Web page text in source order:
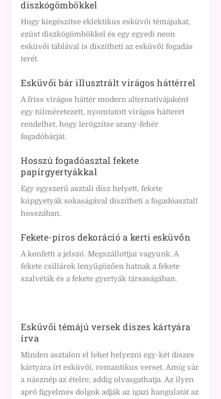
diszkógömbökkel
Hogy kiegészítse eklektikus esküvői témájukat,
ezüst diszkógömbökkel és egy egyedi neon
esküvői táblával is díszítheti az esküvői fogadás
terét.
Esküvői bár illusztrált virágos háttérrel
A friss virágos háttér modern alternatívájaként
egy túlméretezett, nyomtatott virágos hátteret
rendelhet, hogy lerögzítse arany-fehér
fogadóbárját.
Hosszú fogadóasztal fekete
papírgyertyákkal
Egy egyszerű asztali dísz helyett, fekete
kúpgyetyák sokaságával díszítheti a fogadóasztalt
hosszában.
Fekete-piros dekoráció a kerti esküvőn
A konfetti a jelszó. Megszállottjai vagyunk. A
fekete csillárok lenyűgözően hatnak a fekete
szalvéták és a fekete gyertyák társaságában.
Esküvői témájú versek díszes kártyára
írva
Minden asztalon el lehet helyezni egy-két díszes
kártyára írt esküvői, romantikus verset. Amíg vár
a násznép az ételre, addig olvasgathatja. Az ilyen
apró figyelmes dolgok adják az igazi hangulatát az